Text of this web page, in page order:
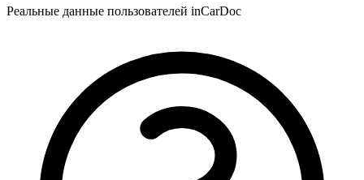
Реальные данные пользователей inCarDoc